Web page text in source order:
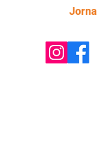
comentam sobre a
tungstênio na região.